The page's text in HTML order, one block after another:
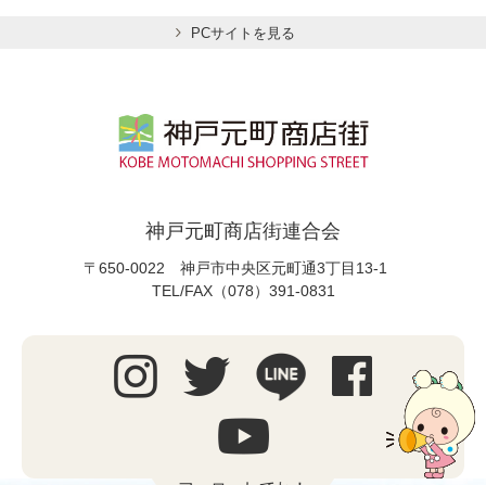
PCサイトを見る
神戸元町商店街連合会
〒650-0022 神戸市中央区元町通3丁目13-1
TEL/FAX（078）391-0831